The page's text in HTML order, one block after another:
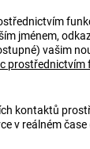
jménem,
vašim
prostřednictvím
kontaktů
v reálném čase